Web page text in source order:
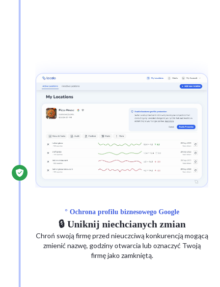
° Ochrona profilu biznesowego Google
🔒 Uniknij niechcianych zmian
Chroń swoją firmę przed nieuczciwą konkurencją mogącą
zmienić nazwę, godziny otwarcia lub oznaczyć Twoją
firmę jako zamkniętą.